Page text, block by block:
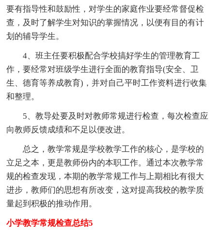
要有指导性和鼓励性，对学生的家庭作业要经常督促检
查，及时了解学生对知识的掌握情况，以便有目的有计
划的辅导学生。
4、班主任要积极配合学校搞好学生的管理教育工
作，要经常对班级学生进行全面的教育指导(安全、卫
生、德育等养成教育)，并对自己平时工作资料进行收集
和整理。
5、教导处要及时对教师常规进行检查，每次检查应
向教师反馈成绩和不足以便改进。
总之，教学常规是学校教学工作的核心，是学校的
立足之本，更是教师份内的本职工作。通过本次教学常
规的检查发现，本期的教学常规工作与上期相比有很大
进步，教师们的思想有所改变，这对提高我校的教学质
量起到积极的推动作用。
小学教学常规检查总结5